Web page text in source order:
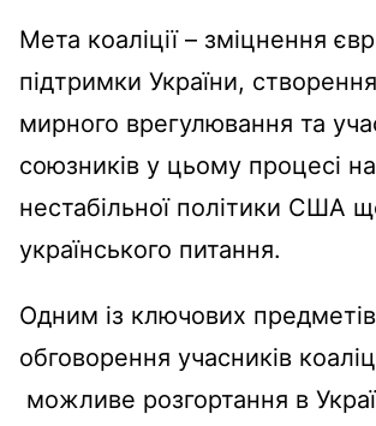
Мета коаліції – зміцнення
підтримки України,
мирного врегулювання та
союзників у цьому процесі на
нестабільної політики США
українського питання.
Одним із ключових предметів
обговорення учасників
можливе розгортання в